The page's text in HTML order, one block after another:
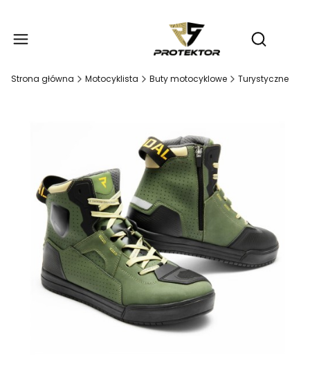
Otwórz
Strona główna Motocyklista Buty motocyklowe Turystyczne